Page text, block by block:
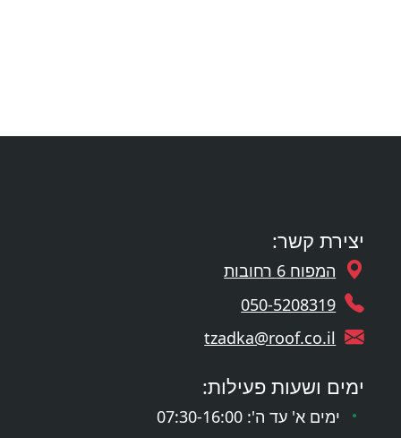
יצירת קשר:
המפוח 6 רחובות
050-5208319
tzadka@roof.co.il
ימים ושעות פעילות:
ימים א' עד ה': 07:30-16:00